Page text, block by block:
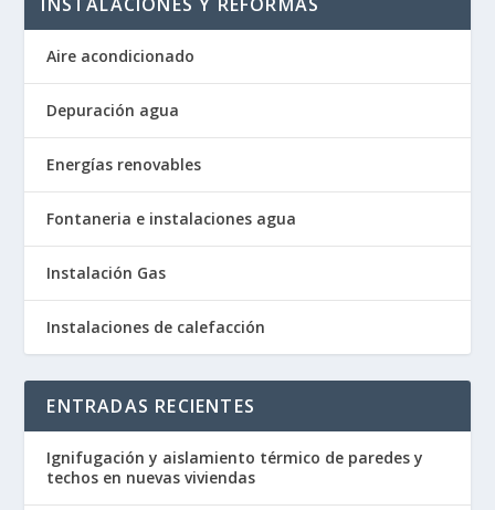
Aire acondicionado
Depuración agua
Energías renovables
Fontaneria e instalaciones agua
Instalación Gas
Instalaciones de calefacción
ENTRADAS RECIENTES
Ignifugación y aislamiento térmico de paredes y
techos en nuevas viviendas